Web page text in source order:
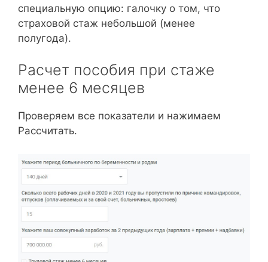
специальную опцию: галочку о том, что
страховой стаж небольшой (менее
полугода).
Расчет пособия при стаже
менее 6 месяцев
Проверяем все показатели и нажимаем
Рассчитать.